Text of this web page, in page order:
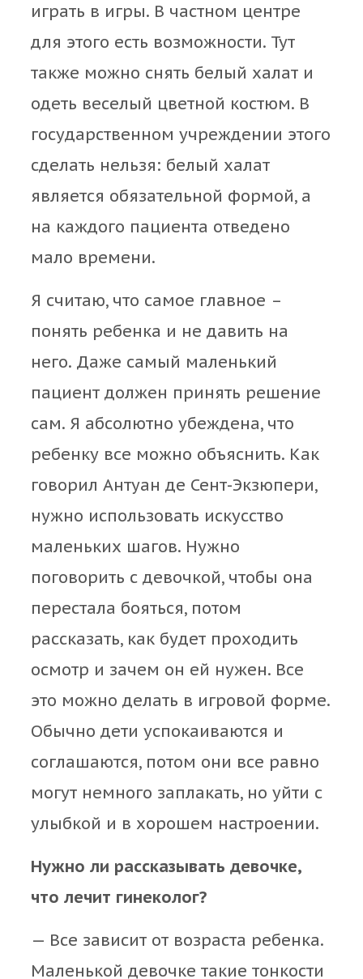
играть в игры. В частном центре
для этого есть возможности. Тут
также можно снять белый халат и
одеть веселый цветной костюм. В
государственном учреждении этого
сделать нельзя: белый халат
является обязательной формой, а
на каждого пациента отведено
мало времени.
Я считаю, что самое главное –
понять ребенка и не давить на
него. Даже самый маленький
пациент должен принять решение
сам. Я абсолютно убеждена, что
ребенку все можно объяснить. Как
говорил Антуан де Сент-Экзюпери,
нужно использовать искусство
маленьких шагов. Нужно
поговорить с девочкой, чтобы она
перестала бояться, потом
рассказать, как будет проходить
осмотр и зачем он ей нужен. Все
это можно делать в игровой форме.
Обычно дети успокаиваются и
соглашаются, потом они все равно
могут немного заплакать, но уйти с
улыбкой и в хорошем настроении.
Нужно ли рассказывать девочке,
что лечит гинеколог?
— Все зависит от возраста ребенка.
Маленькой девочке такие тонкости